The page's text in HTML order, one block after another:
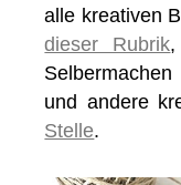
alle kreativen
dieser Rubrik,
und andere
Stelle.